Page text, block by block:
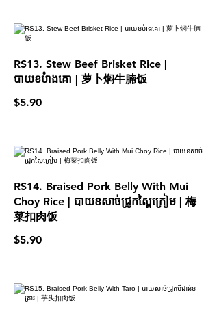
RS13. Stew Beef Brisket Rice |
បាយខបំាងគោ | 萝卜焖牛腩饭
$5.90
RS14. Braised Pork Belly With Mui
Choy Rice | បាយខសាច់ជ្រូកស្ពៃក្រៀម | 梅
菜扣肉饭
$5.90